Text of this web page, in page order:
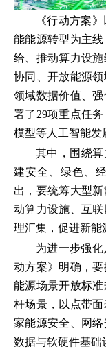
《行动方案
能能源转型为主
给、推动算力设
协同、开放能源
领域数据价值、
署了29项重点任
模型等人工智能发
其中，围绕
建安全、绿色、
出，要统筹大型
动算力设施、互
理汇集，促进新能
为进一步强
动方案》明确，
能源场景开放标
杆场景，以点带
家能源安全、网络
数据与软硬件基础